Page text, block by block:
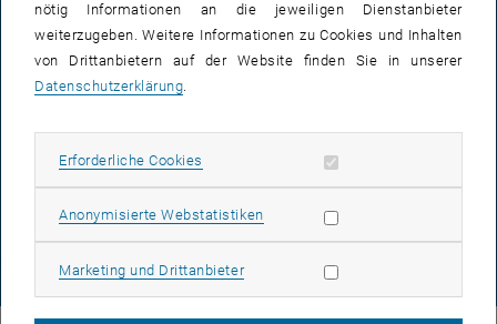
© TU Wien
BARRIEREFREIHEITSERKLÄRUNG
COOKIEEINSTELLUNGEN
nötig Informationen an die jeweiligen Dienstanbieter
weiterzugeben. Weitere Informationen zu Cookies und Inhalten
von Drittanbietern auf der Website finden Sie in unserer
Datenschutzerklärung.
Erforderliche Cookies Erforderliche Cookies zulassen
Anonymisierte WebstatistikenStatistik Cookies zulassen
Marketing und DrittanbieterMarketing Cookies zulassen